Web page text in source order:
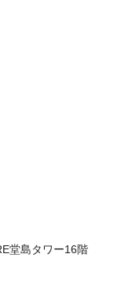
堂島タワー16階